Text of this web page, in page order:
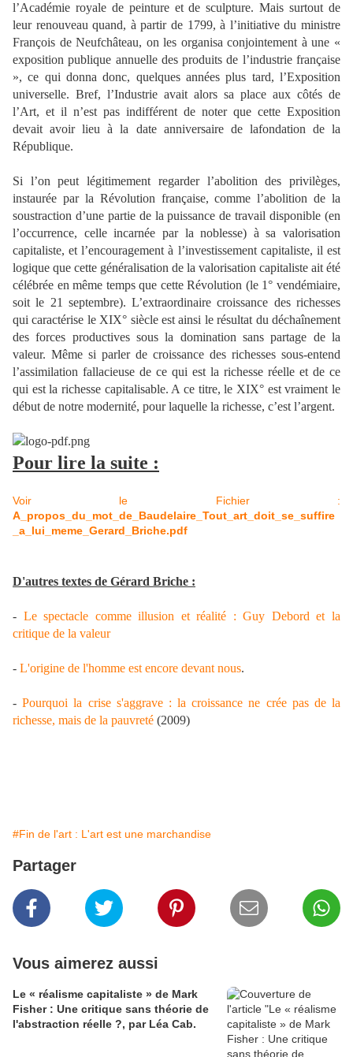
l’Académie royale de peinture et de sculpture. Mais surtout de
leur renouveau quand, à partir de 1799, à l’initiative du ministre
François de Neufchâteau, on les organisa conjointement à une «
exposition publique annuelle des produits de l’industrie française
», ce qui donna donc, quelques années plus tard, l’Exposition
universelle. Bref, l’Industrie avait alors sa place aux côtés de
l’Art, et il n’est pas indifférent de noter que cette Exposition
devait avoir lieu à la date anniversaire de lafondation de la
République.
Si l’on peut légitimement regarder l’abolition des privilèges,
instaurée par la Révolution française, comme l’abolition de la
soustraction d’une partie de la puissance de travail disponible (en
l’occurrence, celle incarnée par la noblesse) à sa valorisation
capitaliste, et l’encouragement à l’investissement capitaliste, il est
logique que cette généralisation de la valorisation capitaliste ait été
célébrée en même temps que cette Révolution (le 1° vendémiaire,
soit le 21 septembre). L’extraordinaire croissance des richesses
qui caractérise le XIX° siècle est ainsi le résultat du déchaînement
des forces productives sous la domination sans partage de la
valeur. Même si parler de croissance des richesses sous-entend
l’assimilation fallacieuse de ce qui est la richesse réelle et de ce
qui est la richesse capitalisable. A ce titre, le XIX° est vraiment le
début de notre modernité, pour laquelle la richesse, c’est l’argent.
Pour lire la suite :
Voir le Fichier :
A_propos_du_mot_de_Baudelaire_Tout_art_doit_se_suffire
_a_lui_meme_Gerard_Briche.pdf
D'autres textes de Gérard Briche :
- Le spectacle comme illusion et réalité : Guy Debord et la
critique de la valeur
- L'origine de l'homme est encore devant nous.
-Pourquoi la crise s'aggrave : la croissance ne crée pas de la
richesse, mais de la pauvreté (2009)
#Fin de l'art : L'art est une marchandise
Partager
Vous aimerez aussi
Le « réalisme capitaliste » de Mark
Fisher : Une critique sans théorie de
l'abstraction réelle ?, par Léa Cab.